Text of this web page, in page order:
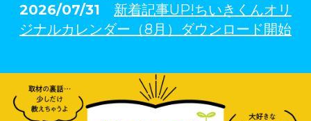
2026/07/31 新着記事UP!ちいきくんオリ
ジナルカレンダー（8月）ダウンロード開始